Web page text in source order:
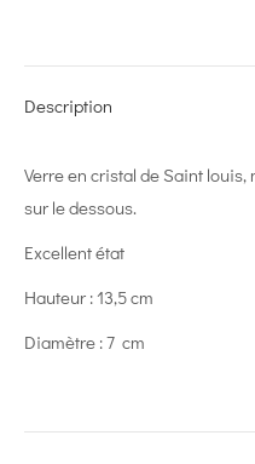
Description
Verre en cristal de Saint
sur le dessous.
Excellent état
Hauteur : 13,5 cm
Diamètre : 7 cm